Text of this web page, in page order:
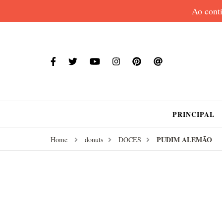
Ao
PRINCIPAL
Home donuts DOCES PUDIM ALEMÃO